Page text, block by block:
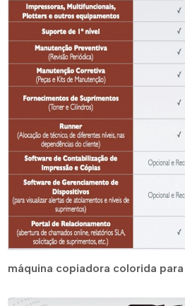
máquina copiadora colorida